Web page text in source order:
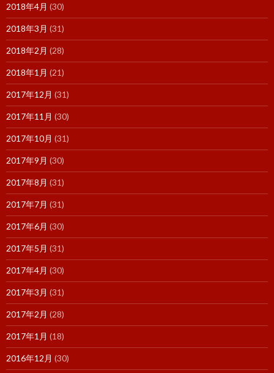
2018年4月 (30)
2018年3月 (31)
2018年2月 (28)
2018年1月 (21)
2017年12月 (31)
2017年11月 (30)
2017年10月 (31)
2017年9月 (30)
2017年8月 (31)
2017年7月 (31)
2017年6月 (30)
2017年5月 (31)
2017年4月 (30)
2017年3月 (31)
2017年2月 (28)
2017年1月 (18)
2016年12月 (30)